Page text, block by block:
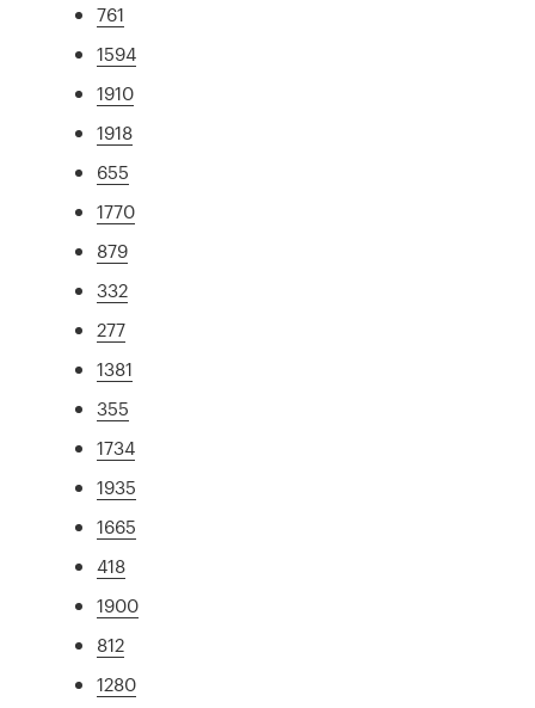
761
1594
1910
1918
655
1770
879
332
277
1381
355
1734
1935
1665
418
1900
812
1280